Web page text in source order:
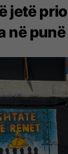
jetë
në punë